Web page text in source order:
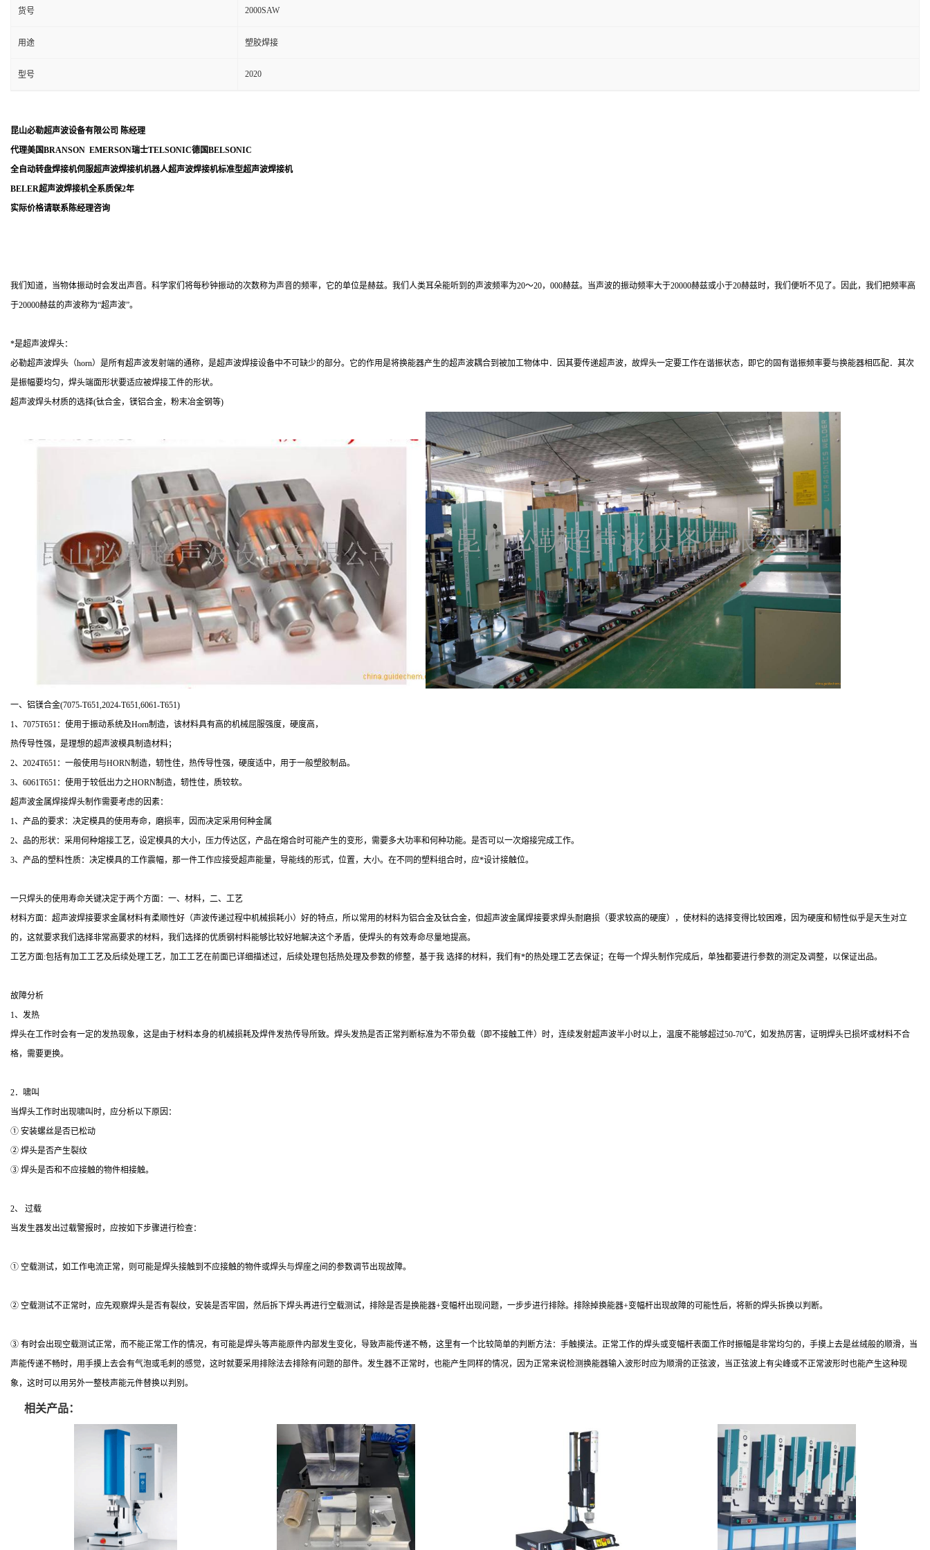
货号 2000SAW
用途 塑胶焊接
型号 2020
昆山必勒超声波设备有限公司 陈经理
代理美国BRANSON EMERSON瑞士TELSONIC德国BELSONIC
全自动转盘焊接机伺服超声波焊接机机器人超声波焊接机标准型超声波焊接机
BELER超声波焊接机全系质保2年
实际价格请联系陈经理咨询
我们知道，当物体振动时会发出声音。科学家们将每秒钟振动的次数称为声音的频率，它的单位是赫兹。我们人类耳朵能听到的声波频率为20～20，000赫兹。当声波的振动频率大于20000赫兹或小于20赫兹时，我们便听不见了。因此，我们把频率高
于20000赫兹的声波称为“超声波”。
*是超声波焊头：
必勒超声波焊头（horn）是所有超声波发射端的通称，是超声波焊接设备中不可缺少的部分。它的作用是将换能器产生的超声波耦合到被加工物体中．因其要传递超声波，故焊头一定要工作在谐振状态，即它的固有谐振频率要与换能器相匹配．其次
是振幅要均匀，焊头端面形状要适应被焊接工件的形状。
超声波焊头材质的选择(钛合金，镁铝合金，粉末冶金钢等)
一、铝镁合金(7075-T651,2024-T651,6061-T651)
1、7075T651：使用于振动系统及Horn制造，该材料具有高的机械屈服强度，硬度高，
热传导性强，是理想的超声波模具制造材料；
2、2024T651：一般使用与HORN制造，轫性佳，热传导性强，硬度适中，用于一般塑胶制品。
3、6061T651：使用于较低出力之HORN制造，轫性佳，质较软。
超声波金属焊接焊头制作需要考虑的因素：
1、产品的要求：决定模具的使用寿命，磨损率，因而决定采用何种金属
2、品的形状：采用何种熔接工艺，设定模具的大小，压力传达区，产品在熔合时可能产生的变形，需要多大功率和何种功能。是否可以一次熔接完成工作。
3、产品的塑料性质：决定模具的工作震幅，那一件工作应接受超声能量，导能线的形式，位置，大小。在不同的塑料组合时，应*设计接触位。
一只焊头的使用寿命关键决定于两个方面：一、材料，二、工艺
材料方面：超声波焊接要求金属材料有柔顺性好（声波传递过程中机械损耗小）好的特点，所以常用的材料为铝合金及钛合金，但超声波金属焊接要求焊头耐磨损（要求较高的硬度），使材料的选择变得比较困难，因为硬度和韧性似乎是天生对立
的，这就要求我们选择非常高要求的材料，我们选择的优质钢村料能够比较好地解决这个矛盾，使焊头的有效寿命尽量地提高。
工艺方面:包括有加工工艺及后续处理工艺，加工工艺在前面已详细描述过，后续处理包括热处理及参数的修整，基于我 选择的材料，我们有*的热处理工艺去保证；在每一个焊头制作完成后，单独都要进行参数的测定及调整，以保证出品。
故障分析
1、发热
焊头在工作时会有一定的发热现象，这是由于材料本身的机械损耗及焊件发热传导所致。焊头发热是否正常判断标准为不带负载（即不接触工件）时，连续发射超声波半小时以上，温度不能够超过50-70℃，如发热厉害，证明焊头已损坏或材料不合
格，需要更换。
2．啸叫
当焊头工作时出现啸叫时，应分析以下原因：
① 安装螺丝是否已松动
② 焊头是否产生裂纹
③ 焊头是否和不应接触的物件相接触。
2、 过载
当发生器发出过载警报时，应按如下步骤进行检查：
① 空载测试，如工作电流正常，则可能是焊头接触到不应接触的物件或焊头与焊座之间的参数调节出现故障。
② 空载测试不正常时，应先观察焊头是否有裂纹，安装是否牢固，然后拆下焊头再进行空载测试，排除是否是换能器+变幅杆出现问题，一步步进行排除。排除掉换能器+变幅杆出现故障的可能性后，将新的焊头拆换以判断。
③ 有时会出现空载测试正常，而不能正常工作的情况，有可能是焊头等声能原件内部发生变化，导致声能传递不畅，这里有一个比较简单的判断方法：手触摸法。正常工作的焊头或变幅杆表面工作时振幅是非常均匀的，手摸上去是丝绒般的顺滑，当
声能传递不畅时，用手摸上去会有气泡或毛刺的感觉，这时就要采用排除法去排除有问题的部件。发生器不正常时，也能产生同样的情况，因为正常来说检测换能器输入波形时应为顺滑的正弦波，当正弦波上有尖峰或不正常波形时也能产生这种现
象，这时可以用另外一整枝声能元件替换以判别。
相关产品：